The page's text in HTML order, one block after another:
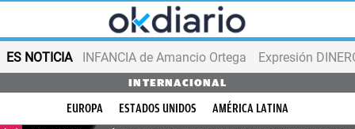
ES NOTICIA INFANCIA de Amancio Ortega Expresión
INTERNACIONAL
EUROPA ESTADOS UNIDOS
AMÉRICA LATINA